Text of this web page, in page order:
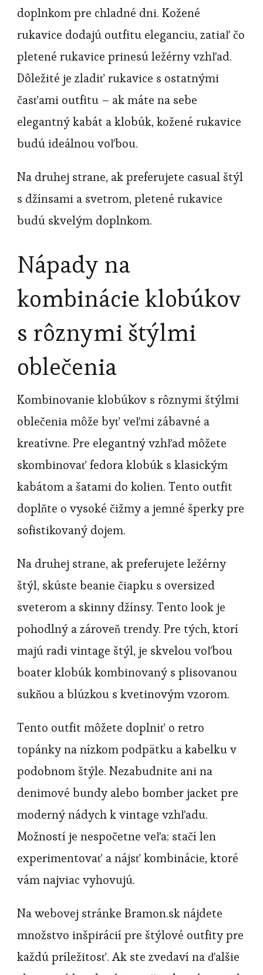
doplnkom pre chladné dni. Kožené
rukavice dodajú outfitu eleganciu, zatiaľ čo
pletené rukavice prinesú ležérny vzhľad.
Dôležité je zladiť rukavice s ostatnými
časťami outfitu – ak máte na sebe
elegantný kabát a klobúk, kožené rukavice
budú ideálnou voľbou.
Na druhej strane, ak preferujete casual štýl
s džínsami a svetrom, pletené rukavice
budú skvelým doplnkom.
Nápady na
kombinácie klobúkov
s rôznymi štýlmi
oblečenia
Kombinovanie klobúkov s rôznymi štýlmi
oblečenia môže byť veľmi zábavné a
kreatívne. Pre elegantný vzhľad môžete
skombinovať fedora klobúk s klasickým
kabátom a šatami do kolien. Tento outfit
doplňte o vysoké čižmy a jemné šperky pre
sofistikovaný dojem.
Na druhej strane, ak preferujete ležérny
štýl, skúste beanie čiapku s oversized
sveterom a skinny džínsy. Tento look je
pohodlný a zároveň trendy. Pre tých, ktorí
majú radi vintage štýl, je skvelou voľbou
boater klobúk kombinovaný s plisovanou
sukňou a blúzkou s kvetinovým vzorom.
Tento outfit môžete doplniť o retro
topánky na nízkom podpätku a kabelku v
podobnom štýle. Nezabudnite ani na
denimové bundy alebo bomber jacket pre
moderný nádych k vintage vzhľadu.
Možností je nespočetne veľa; stačí len
experimentovať a nájsť kombinácie, ktoré
vám najviac vyhovujú.
Na webovej stránke Bramon.sk nájdete
množstvo inšpirácií pre štýlové outfity pre
každú príležitosť. Ak ste zvedaví na ďalšie